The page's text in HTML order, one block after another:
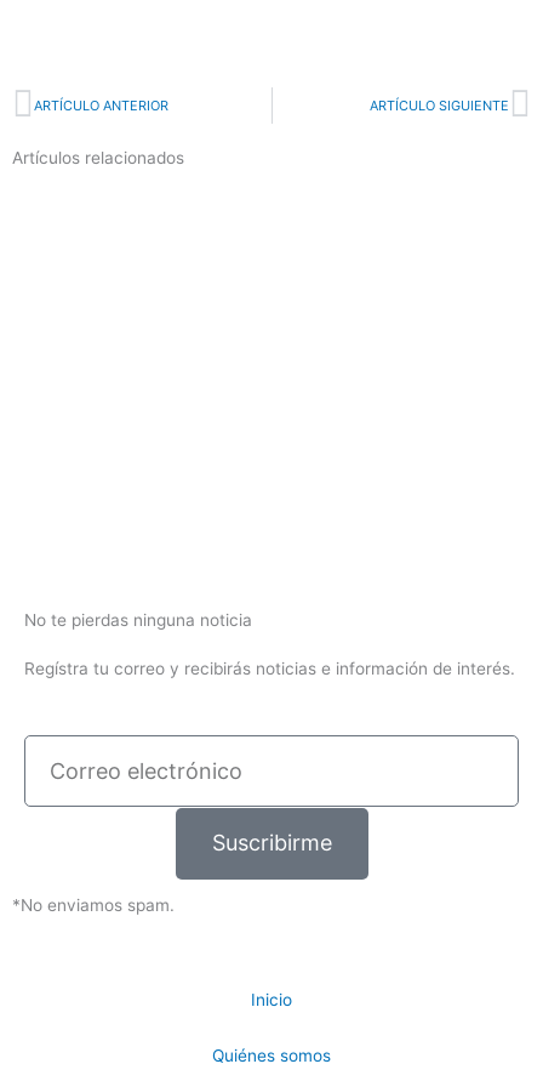
Prev
ARTÍCULO ANTERIOR ARTÍCULO SIGUIENTE
Artículos relacionados
No te pierdas ninguna noticia
Regístra tu correo y recibirás noticias e información de interés.
electrónico
Suscribirme
*No enviamos spam.
Inicio
Quiénes somos